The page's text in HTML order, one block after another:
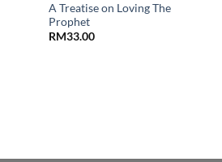
A Treatise on Loving The
Prophet
RM33.00